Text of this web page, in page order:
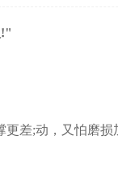
差;动，又怕磨损